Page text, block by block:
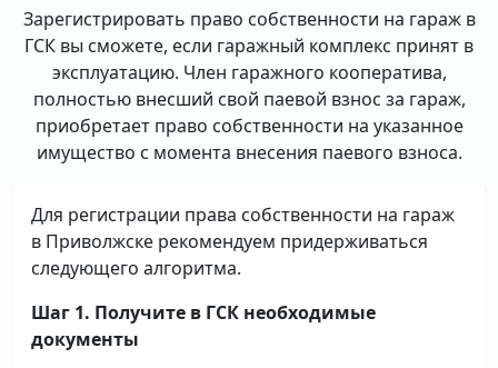
Зарегистрировать право собственности на гараж в
ГСК вы сможете, если гаражный комплекс принят в
эксплуатацию. Член гаражного кооператива,
полностью внесший свой паевой взнос за гараж,
приобретает право собственности на указанное
имущество с момента внесения паевого взноса.
Для регистрации права собственности на гараж
в Приволжске рекомендуем придерживаться
следующего алгоритма.
Шаг 1. Получите в ГСК необходимые
документы